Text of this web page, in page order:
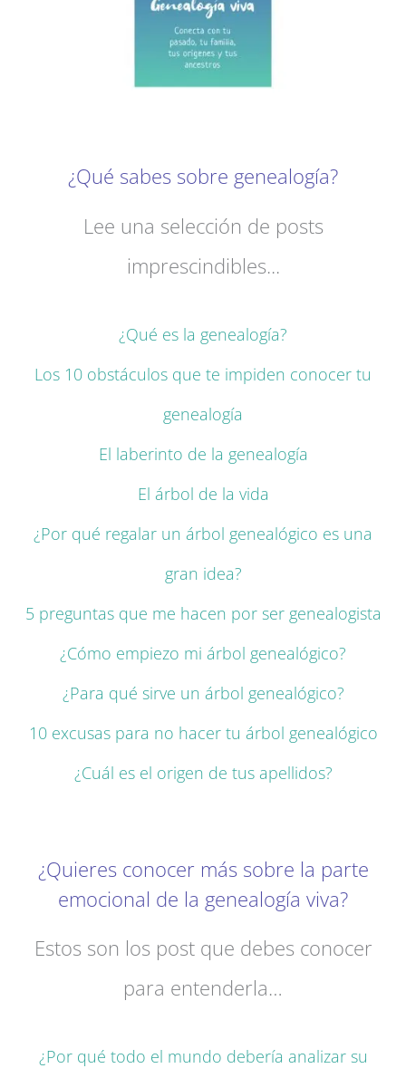
¿Qué sabes sobre genealogía?
Lee una selección de posts
imprescindibles...
¿Qué es la genealogía?
Los 10 obstáculos que te impiden conocer tu
genealogía
El laberinto de la genealogía
El árbol de la vida
¿Por qué regalar un árbol genealógico es una
gran idea?
5 preguntas que me hacen por ser genealogista
¿Cómo empiezo mi árbol genealógico?
¿Para qué sirve un árbol genealógico?
10 excusas para no hacer tu árbol genealógico
¿Cuál es el origen de tus apellidos?
¿Quieres conocer más sobre la parte
emocional de la genealogía viva?
Estos son los post que debes conocer
para entenderla…
¿Por qué todo el mundo debería analizar su